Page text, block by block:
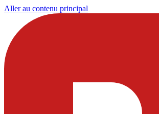
Aller au contenu principal